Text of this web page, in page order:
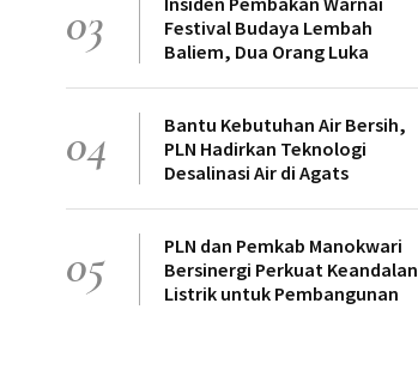
03
Festival Budaya Lembah
Baliem, Dua Orang Luka
04
Bantu Kebutuhan Air Bersih,
PLN Hadirkan Teknologi
Desalinasi Air di Agats
05
PLN dan Pemkab Manokwari
Bersinergi Perkuat Keandalan
Listrik untuk Pembangunan